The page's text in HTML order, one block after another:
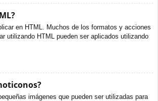
en HTML. Muchos de los formatos y acciones
utilizando HTML pueden ser aplicados utilizando
imágenes que pueden ser utilizadas para